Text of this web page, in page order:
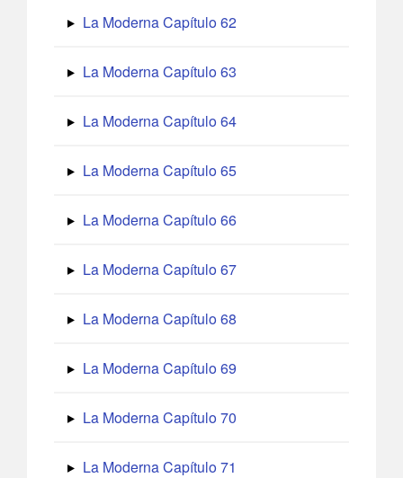
La Moderna Capítulo 62
La Moderna Capítulo 63
La Moderna Capítulo 64
La Moderna Capítulo 65
La Moderna Capítulo 66
La Moderna Capítulo 67
La Moderna Capítulo 68
La Moderna Capítulo 69
La Moderna Capítulo 70
La Moderna Capítulo 71